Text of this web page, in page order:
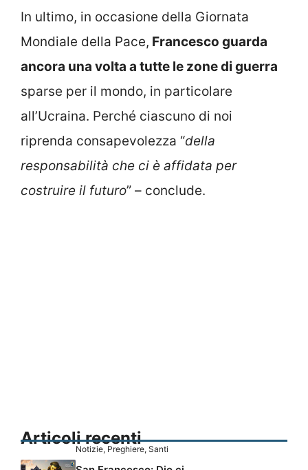
In ultimo, in occasione della Giornata
Mondiale della Pace, Francesco guarda
ancora una volta a tutte le zone di guerra
sparse per il mondo, in particolare
all’Ucraina. Perché ciascuno di noi
riprenda consapevolezza “della
responsabilità che ci è affidata per
costruire il futuro” – conclude.
Articoli recenti
Notizie, Preghiere, Santi